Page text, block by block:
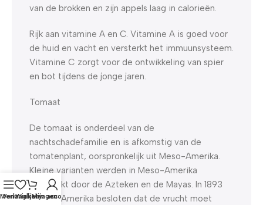
van de brokken en zijn appels laag in calorieën.
Rijk aan vitamine A en C. Vitamine A is goed voor
de huid en vacht en versterkt het immuunsysteem.
Vitamine C zorgt voor de ontwikkeling van spier
en bot tijdens de jonge jaren.
Tomaat
De tomaat is onderdeel van de
nachtschadefamilie en is afkomstig van de
tomatenplant, oorspronkelijk uit Meso-Amerika.
Kleine varianten werden in Meso-Amerika
gekweekt door de Azteken en de Mayas. In 1893
werd in Amerika besloten dat de vrucht moet
Menu
Verlanglijst
Winkelwagen
Mijn account